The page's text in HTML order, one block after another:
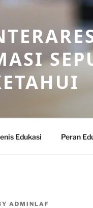
Edukasi Peran
ADMINLAF